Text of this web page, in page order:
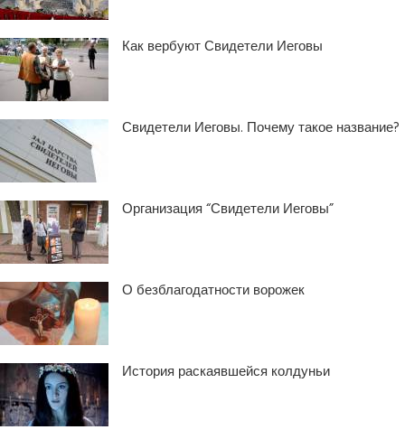
Как вербуют Свидетели Иеговы
Свидетели Иеговы. Почему такое название?
Организация “Свидетели Иеговы”
О безблагодатности ворожек
История раскаявшейся колдуньи